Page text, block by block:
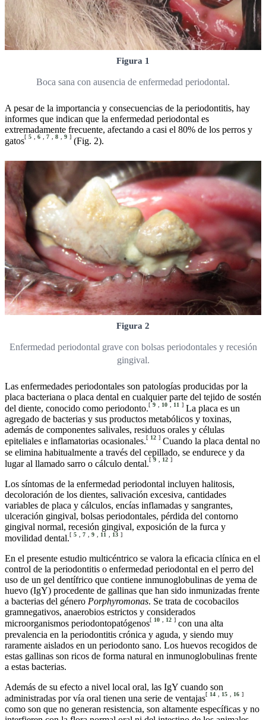
Figura 1
Boca sana con ausencia de enfermedad periodontal.
A pesar de la importancia y consecuencias de la periodontitis, hay
informes que indican que la enfermedad periodontal es
extremadamente frecuente, afectando a casi el 80% de los perros y
gatos[ 5 6 7 8 9 ] (Fig. 2).
Figura 2
Enfermedad periodontal grave con bolsas periodontales y recesión
gingival.
Las enfermedades periodontales son patologías producidas por la
placa bacteriana o placa dental en cualquier parte del tejido de sostén
del diente, conocido como periodonto.[ 9 10 11 ] La placa es un
agregado de bacterias y sus productos metabólicos y toxinas,
además de componentes salivales, residuos orales y células
epiteliales e inflamatorias ocasionales.[ 12 ] Cuando la placa dental no
se elimina habitualmente a través del cepillado, se endurece y da
lugar al llamado sarro o cálculo dental.[ 9 12 ]
Los síntomas de la enfermedad periodontal incluyen halitosis,
decoloración de los dientes, salivación excesiva, cantidades
variables de placa y cálculos, encías inflamadas y sangrantes,
ulceración gingival, bolsas periodontales, pérdida del contorno
gingival normal, recesión gingival, exposición de la furca y
movilidad dental.[ 5 7 9 11 13 ]
En el presente estudio multicéntrico se valora la eficacia clínica en el
control de la periodontitis o enfermedad periodontal en el perro del
uso de un gel dentífrico que contiene inmunoglobulinas de yema de
huevo (IgY) procedente de gallinas que han sido inmunizadas frente
a bacterias del género Porphyromonas. Se trata de cocobacilos
gramnegativos, anaerobios estrictos y considerados
microorganismos periodontopatógenos[ 10 12 ] con una alta
prevalencia en la periodontitis crónica y aguda, y siendo muy
raramente aislados en un periodonto sano. Los huevos recogidos de
estas gallinas son ricos de forma natural en inmunoglobulinas frente
a estas bacterias.
Además de su efecto a nivel local oral, las IgY cuando son
administradas por vía oral tienen una serie de ventajas[ 14 15 16 ]
como son que no generan resistencia, son altamente específicas y no